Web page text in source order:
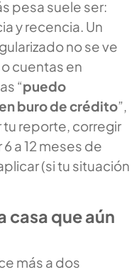
pesa suele ser:
y recencia. Un
no se ve
cuentas en
“puedo
buro de crédito”,
tu reporte, corregir
a 12 meses de
(si tu situación
casa que aún
más a dos